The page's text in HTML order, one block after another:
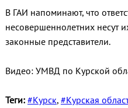
В ГАИ напоминают, что
несовершеннолетних несут
законные представители.
Видео: УМВД по Курской
Теги: #Курск, #Курская